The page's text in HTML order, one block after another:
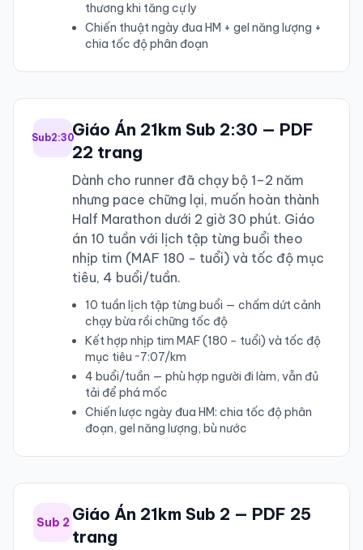
thương khi tăng cự ly
Chiến thuật ngày đua HM + gel năng lượng +
chia tốc độ phân đoạn
Sub2:30Giáo Án 21km Sub 2:30 — PDF
22 trang
Dành cho runner đã chạy bộ 1–2 năm
nhưng pace chững lại, muốn hoàn thành
Half Marathon dưới 2 giờ 30 phút. Giáo
án 10 tuần với lịch tập từng buổi theo
nhịp tim (MAF 180 − tuổi) và tốc độ mục
tiêu, 4 buổi/tuần.
10 tuần lịch tập từng buổi — chấm dứt cảnh
chạy bừa rồi chững tốc độ
Kết hợp nhịp tim MAF (180 − tuổi) và tốc độ
mục tiêu ~7:07/km
4 buổi/tuần — phù hợp người đi làm, vẫn đủ
tải để phá mốc
Chiến lược ngày đua HM: chia tốc độ phân
đoạn, gel năng lượng, bù nước
Sub 2 Giáo Án 21km Sub 2 — PDF 25
trang